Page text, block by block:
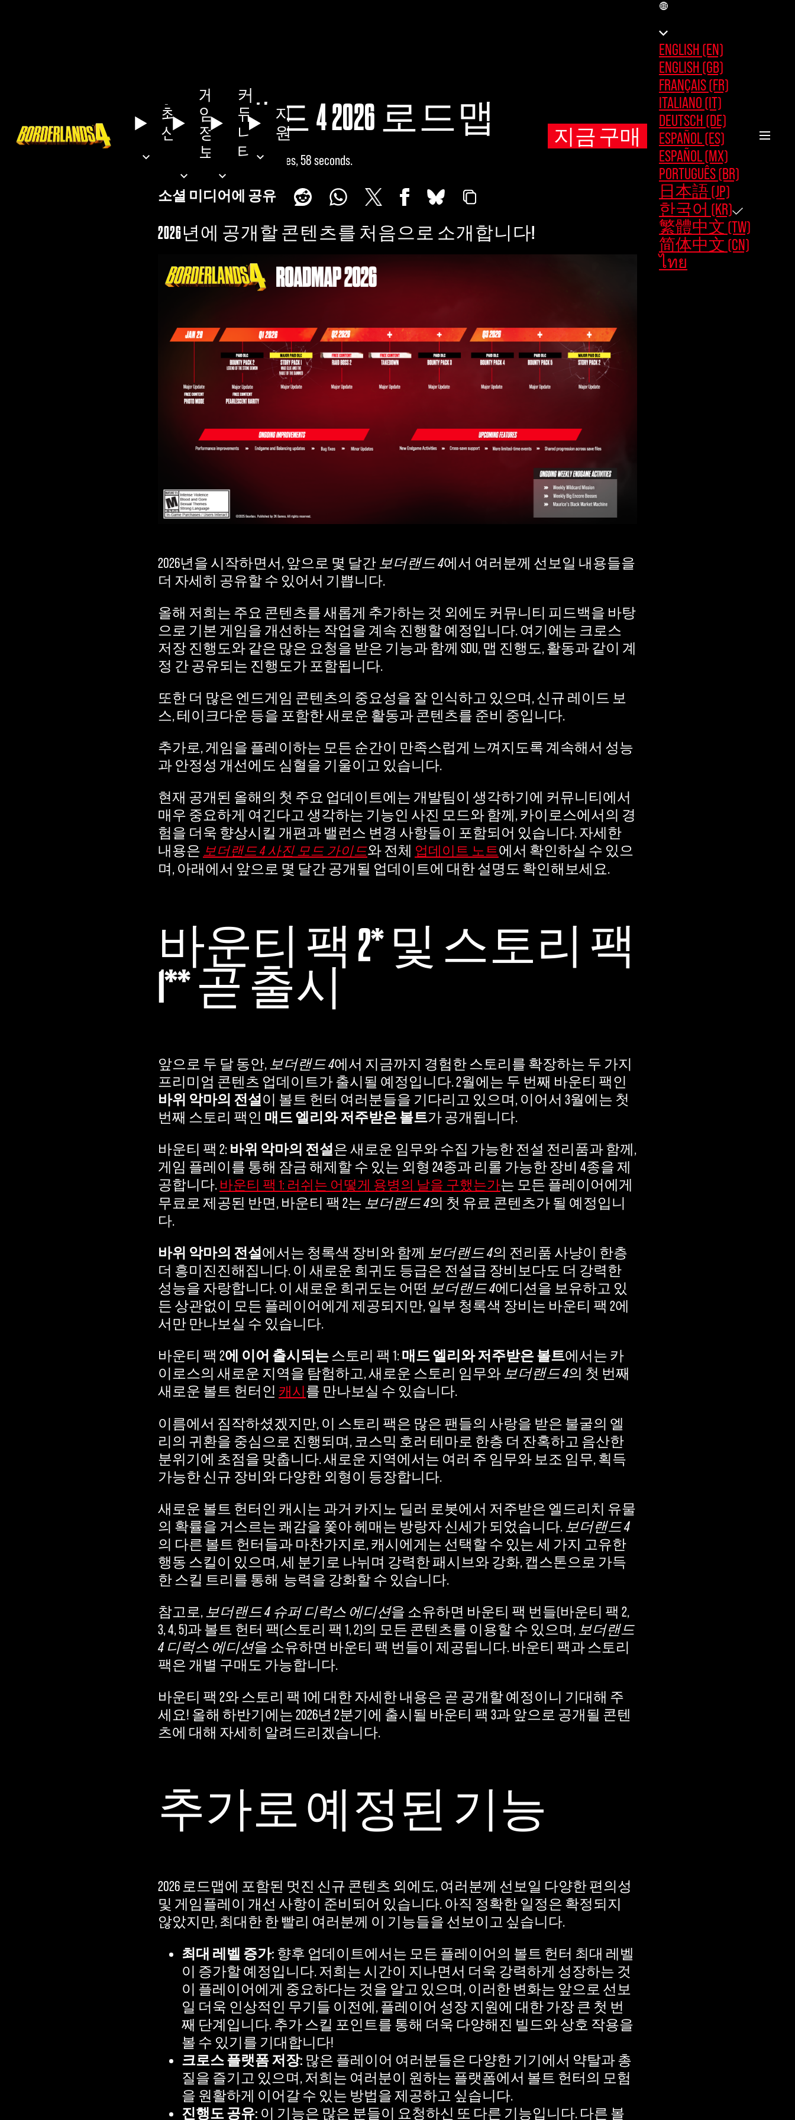
최
신
게
임
정
보
커
뮤
니
티
지
원
지금 구매
ENGLISH (EN)
ENGLISH (GB)
FRANÇAIS (FR)
ITALIANO (IT)
DEUTSCH (DE)
ESPAÑOL (ES)
ESPAÑOL (MX)
PORTUGUÊS (BR)
日本語 (JP)
한국어 (KR)
繁體中文 (TW)
简体中文 (CN)
ไทย
보더랜드 4 2026 로드맵
예상 읽는 시간 2 minutes, 58 seconds
소셜 미디어에 공유
2026년에 공개할 콘텐츠를 처음으로 소개합니다!
2026년을 시작하면서, 앞으로 몇 달간 보더랜드 4에서 여러분께 선보일 내용들을
더 자세히 공유할 수 있어서 기쁩니다.
올해 저희는 주요 콘텐츠를 새롭게 추가하는 것 외에도 커뮤니티 피드백을 바탕
으로 기본 게임을 개선하는 작업을 계속 진행할 예정입니다. 여기에는 크로스
저장 진행도와 같은 많은 요청을 받은 기능과 함께 SDU, 맵 진행도, 활동과 같이 계
정 간 공유되는 진행도가 포함됩니다.
또한 더 많은 엔드게임 콘텐츠의 중요성을 잘 인식하고 있으며, 신규 레이드 보
스, 테이크다운 등을 포함한 새로운 활동과 콘텐츠를 준비 중입니다.
추가로, 게임을 플레이하는 모든 순간이 만족스럽게 느껴지도록 계속해서 성능
과 안정성 개선에도 심혈을 기울이고 있습니다.
현재 공개된 올해의 첫 주요 업데이트에는 개발팀이 생각하기에 커뮤니티에서
매우 중요하게 여긴다고 생각하는 기능인 사진 모드와 함께, 카이로스에서의 경
험을 더욱 향상시킬 개편과 밸런스 변경 사항들이 포함되어 있습니다. 자세한
내용은 보더랜드 4 사진 모드 가이드와 전체 업데이트 노트에서 확인하실 수 있으
며, 아래에서 앞으로 몇 달간 공개될 업데이트에 대한 설명도 확인해보세요.
바운티 팩 2* 및 스토리 팩
1** 곧 출시
앞으로 두 달 동안, 보더랜드 4에서 지금까지 경험한 스토리를 확장하는 두 가지
프리미엄 콘텐츠 업데이트가 출시될 예정입니다. 2월에는 두 번째 바운티 팩인
바위 악마의 전설 이 볼트 헌터 여러분들을 기다리고 있으며, 이어서 3월에는 첫
번째 스토리 팩인 매드 엘리와 저주받은 볼트가 공개됩니다.
바운티 팩 2: 바위 악마의 전설 은 새로운 임무와 수집 가능한 전설 전리품과 함께,
게임 플레이를 통해 잠금 해제할 수 있는 외형 24종과 리롤 가능한 장비 4종을 제
공합니다. 바운티 팩 1: 러쉬는 어떻게 용병의 날을 구했는가는 모든 플레이어에게
무료로 제공된 반면, 바운티 팩 2는 보더랜드 4의 첫 유료 콘텐츠가 될 예정입니
다.
바위 악마의 전설 에서는 청록색 장비와 함께 보더랜드 4의 전리품 사냥이 한층
더 흥미진진해집니다. 이 새로운 희귀도 등급은 전설급 장비보다도 더 강력한
성능을 자랑합니다. 이 새로운 희귀도는 어떤 보더랜드 4에디션을 보유하고 있
든 상관없이 모든 플레이어에게 제공되지만, 일부 청록색 장비는 바운티 팩 2에
서만 만나보실 수 있습니다.
바운티 팩 2에 이어 출시되는 스토리 팩 1:매드 엘리와 저주받은 볼트에서는 카
이로스의 새로운 지역을 탐험하고, 새로운 스토리 임무와 보더랜드 4의 첫 번째
새로운 볼트 헌터인 캐시 를 만나보실 수 있습니다.
이름에서 짐작하셨겠지만, 이 스토리 팩은 많은 팬들의 사랑을 받은 불굴의 엘
리의 귀환을 중심으로 진행되며, 코스믹 호러 테마로 한층 더 잔혹하고 음산한
분위기에 초점을 맞춥니다. 새로운 지역에서는 여러 주 임무와 보조 임무, 획득
가능한 신규 장비와 다양한 외형이 등장합니다.
새로운 볼트 헌터인 캐시는 과거 카지노 딜러 로봇에서 저주받은 엘드리치 유물
의 확률을 거스르는 쾌감을 쫓아 헤매는 방랑자 신세가 되었습니다. 보더랜드 4
의 다른 볼트 헌터들과 마찬가지로, 캐시에게는 선택할 수 있는 세 가지 고유한
행동 스킬이 있으며, 세 분기로 나뉘며 강력한 패시브와 강화, 캡스톤으로 가득
한 스킬 트리를 통해 능력을 강화할 수 있습니다.
참고로, 보더랜드 4 슈퍼 디럭스 에디션을 소유하면 바운티 팩 번들(바운티 팩 2,
3, 4, 5)과 볼트 헌터 팩(스토리 팩 1, 2)의 모든 콘텐츠를 이용할 수 있으며, 보더랜드
4 디럭스 에디션을 소유하면 바운티 팩 번들이 제공됩니다. 바운티 팩과 스토리
팩은 개별 구매도 가능합니다.
바운티 팩 2와 스토리 팩 1에 대한 자세한 내용은 곧 공개할 예정이니 기대해 주
세요! 올해 하반기에는 2026년 2분기에 출시될 바운티 팩 3과 앞으로 공개될 콘텐
츠에 대해 자세히 알려드리겠습니다.
추가로 예정된 기능
2026 로드맵에 포함된 멋진 신규 콘텐츠 외에도, 여러분께 선보일 다양한 편의성
및 게임플레이 개선 사항이 준비되어 있습니다. 아직 정확한 일정은 확정되지
않았지만, 최대한 한 빨리 여러분께 이 기능들을 선보이고 싶습니다.
최대 레벨 증가: 향후 업데이트에서는 모든 플레이어의 볼트 헌터 최대 레벨
이 증가할 예정입니다. 저희는 시간이 지나면서 더욱 강력하게 성장하는 것
이 플레이어에게 중요하다는 것을 알고 있으며, 이러한 변화는 앞으로 선보
일 더욱 인상적인 무기들 이전에, 플레이어 성장 지원에 대한 가장 큰 첫 번
째 단계입니다. 추가 스킬 포인트를 통해 더욱 다양해진 빌드와 상호 작용을
볼 수 있기를 기대합니다!
크로스 플랫폼 저장: 많은 플레이어 여러분들은 다양한 기기에서 약탈과 총
질을 즐기고 있으며, 저희는 여러분이 원하는 플랫폼에서 볼트 헌터의 모험
을 원활하게 이어갈 수 있는 방법을 제공하고 싶습니다.
진행도 공유: 이 기능은 많은 분들이 요청하신 또 다른 기능입니다. 다른 볼